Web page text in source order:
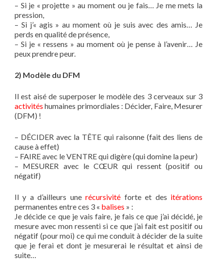
– Si je « projette » au moment ou je fais… Je me mets la
pression,
– Si j’« agis » au moment où je suis avec des amis… Je
perds en qualité de présence,
– Si je « ressens » au moment où je pense à l’avenir… Je
peux prendre peur.
2) Modèle du DFM
Il est aisé de superposer le modèle des 3 cerveaux sur 3
activités humaines primordiales : Décider, Faire, Mesurer
(DFM) !
– DÉCIDER avec la TÊTE qui raisonne (fait des liens de
cause à effet)
– FAIRE avec le VENTRE qui digère (qui domine la peur)
– MESURER avec le CŒUR qui ressent (positif ou
négatif)
Il y a d’ailleurs unerécursivité forte et des itérations
permanentes entre ces 3 « balises » :
Je décide ce que je vais faire, je fais ce que j’ai décidé, je
mesure avec mon ressenti si ce que j’ai fait est positif ou
négatif (pour moi) ce qui me conduit à décider de la suite
que je ferai et dont je mesurerai le résultat et ainsi de
suite…